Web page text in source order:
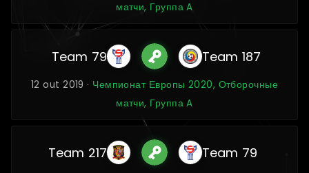
матчи, Группа A
Team 79 Team 187
12 out 2019 · Чемпионат Европы 2020, Отборочные
матчи, Группа A
Team 217 Team 79